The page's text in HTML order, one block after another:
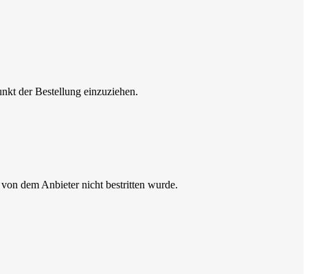
der Bestellung einzuziehen.
dem Anbieter nicht bestritten wurde.